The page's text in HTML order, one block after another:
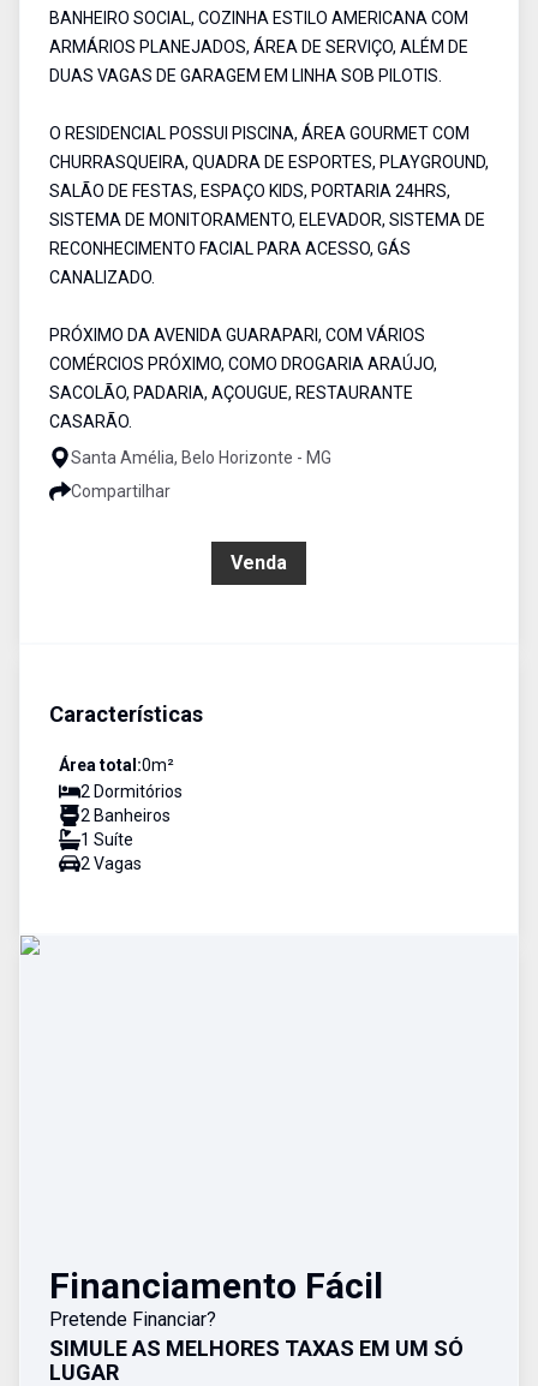
BANHEIRO SOCIAL, COZINHA ESTILO AMERICANA COM
ARMÁRIOS PLANEJADOS, ÁREA DE SERVIÇO, ALÉM DE
DUAS VAGAS DE GARAGEM EM LINHA SOB PILOTIS.
O RESIDENCIAL POSSUI PISCINA, ÁREA GOURMET COM
CHURRASQUEIRA, QUADRA DE ESPORTES, PLAYGROUND,
SALÃO DE FESTAS, ESPAÇO KIDS, PORTARIA 24HRS,
SISTEMA DE MONITORAMENTO, ELEVADOR, SISTEMA DE
RECONHECIMENTO FACIAL PARA ACESSO, GÁS
CANALIZADO.
PRÓXIMO DA AVENIDA GUARAPARI, COM VÁRIOS
COMÉRCIOS PRÓXIMO, COMO DROGARIA ARAÚJO,
SACOLÃO, PADARIA, AÇOUGUE, RESTAURANTE
CASARÃO.
Santa Amélia, Belo Horizonte - MG
Compartilhar
Venda
Características
Área total:0m²
2 Dormitórios
2 Banheiros
1 Suíte
2 Vagas
Financiamento Fácil
Pretende Financiar?
SIMULE AS MELHORES TAXAS EM UM SÓ
LUGAR